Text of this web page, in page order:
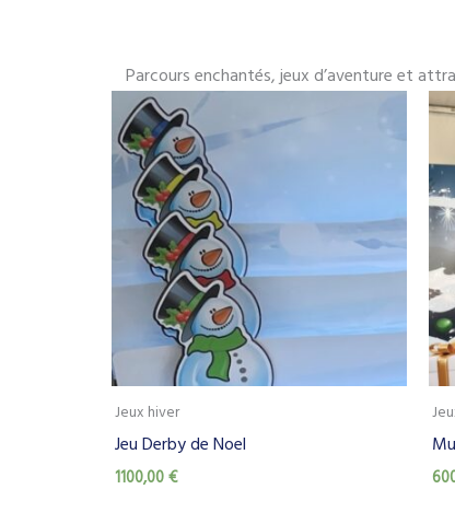
Parcours enchantés, jeux d’aventure et
Jeux hiver
Jeu Derby de Noel
1100,00€